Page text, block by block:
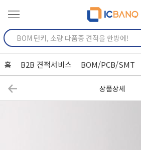
홈 B2B 견적서비스 BOM/PCB/SMT
상품상세